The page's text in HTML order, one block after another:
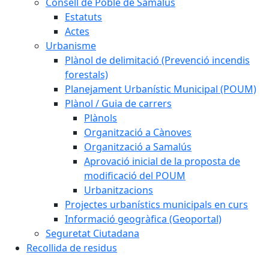
Estatuts
Actes
Urbanisme
Plànol de delimitació (Prevenció incendis
forestals)
Planejament Urbanístic Municipal (POUM)
Plànol / Guia de carrers
Plànols
Organització a Cànoves
Organització a Samalús
Aprovació inicial de la proposta de
modificació del POUM
Urbanitzacions
Projectes urbanístics municipals en curs
Informació geogràfica (Geoportal)
Seguretat Ciutadana
Recollida de residus